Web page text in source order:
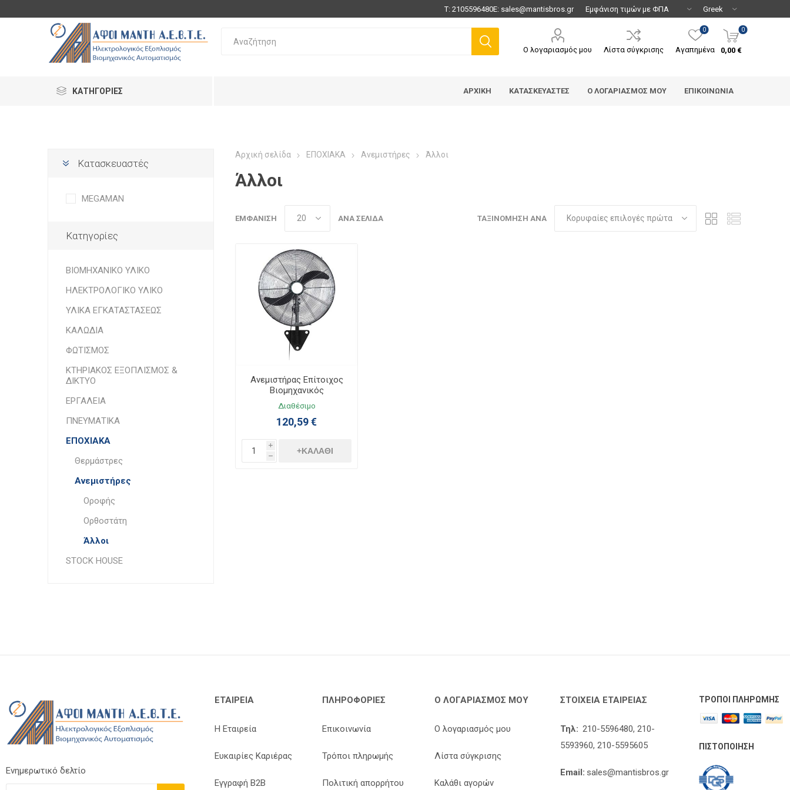
Τ:2105596480E: sales@mantisbros.gr
Ο λογαριασμός μου Λίστα σύγκρισης Αγαπημένα
0 0
0,00 €
ΚΑΤΗΓΟΡΊΕΣ ΑΡΧΙΚΉ ΚΑΤΑΣΚΕΥΑΣΤΈΣ Ο ΛΟΓΑΡΙΑΣΜΌΣ ΜΟΥ ΕΠΙΚΟΙΝΩΝΊΑ
Κατασκευαστές
MEGAMAN
Κατηγορίες
ΒΙΟΜΗΧΑΝΙΚΟ ΥΛΙΚΟ
ΗΛΕΚΤΡΟΛΟΓΙΚΟ ΥΛΙΚΟ
ΥΛΙΚΑ ΕΓΚΑΤΑΣΤΑΣΕΩΣ
ΚΑΛΩΔΙΑ
ΦΩΤΙΣΜΟΣ
ΚΤΗΡΙΑΚΟΣ ΕΞΟΠΛΙΣΜΟΣ &
ΔΙΚΤΥΟ
ΕΡΓΑΛΕΙΑ
ΠΝΕΥΜΑΤΙΚΑ
ΕΠΟΧΙΑΚΑ
Θερμάστρες
Ανεμιστήρες
Οροφής
Ορθοστάτη
Άλλοι
STOCK HOUSE
Αρχική σελίδα ΕΠΟΧΙΑΚΑ Ανεμιστήρες Άλλοι
Άλλοι
ΤΑΞΙΝΌΜΗΣΗ ΑΝΆ
ΕΜΦΆΝΙΣΗ ΑΝΆ ΣΕΛΊΔΑ
Ανεμιστήρας Επίτοιχος
Βιομηχανικός
Μεταλλικός 180W Φ65
Μαύρος 02-00140-2
Διαθέσιμο
120,59 €
i
h
+ΚΑΛΆΘΙ
Ενημερωτικό δελτίο
ΕΤΑΙΡΕΊΑ
Η Εταιρεία
Ευκαιρίες Καριέρας
Εγγραφή B2B
ΠΛΗΡΟΦΟΡΊΕΣ
Επικοινωνία
Τρόποι πληρωμής
Πολιτική απορρήτου
Ο ΛΟΓΑΡΙΑΣΜΌΣ ΜΟΥ
Ο λογαριασμός μου
Λίστα σύγκρισης
Καλάθι αγορών
ΣΤΟΙΧΕΊΑ ΕΤΑΙΡΕΊΑΣ
Τηλ: 210-5596480, 210-
5593960, 210-5595605
Email: sales@mantisbros.gr
ΤΡΌΠΟΙ ΠΛΗΡΩΜΉΣ
ΠΙΣΤΟΠΟΊΗΣΗ